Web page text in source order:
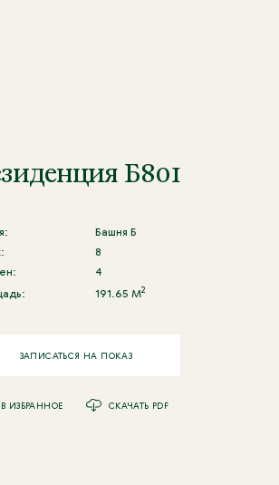
Б801
Башня Б
8
4
191.65 M2
ЗАПИСАТЬСЯ НА ПОКАЗ
В ИЗБРАННОЕ СКАЧАТЬ PDF